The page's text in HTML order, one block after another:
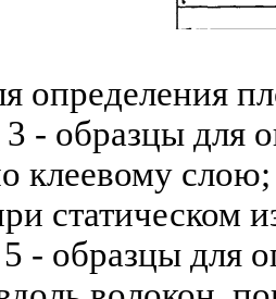
определения
- образцы для
клеевому слою;
статическом
- образцы для